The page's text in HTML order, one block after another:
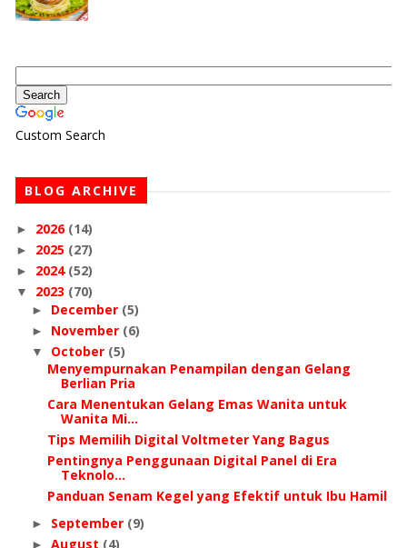
Custom Search
BLOG ARCHIVE
► 2026 (14)
► 2025 (27)
► 2024 (52)
▼ 2023 (70)
► December (5)
► November (6)
▼ October (5)
Menyempurnakan Penampilan dengan Gelang
Berlian Pria
Cara Menentukan Gelang Emas Wanita untuk
Wanita Mi...
Tips Memilih Digital Voltmeter Yang Bagus
Pentingnya Penggunaan Digital Panel di Era
Teknolo...
Panduan Senam Kegel yang Efektif untuk Ibu Hamil
► September (9)
► August (4)